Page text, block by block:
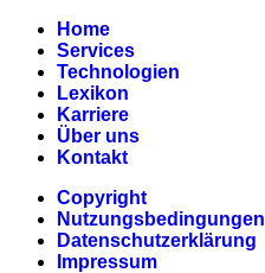
Home
Services
Technologien
Lexikon
Karriere
Über uns
Kontakt
Copyright
Nutzungsbedingungen
Datenschutzerklärung
Impressum